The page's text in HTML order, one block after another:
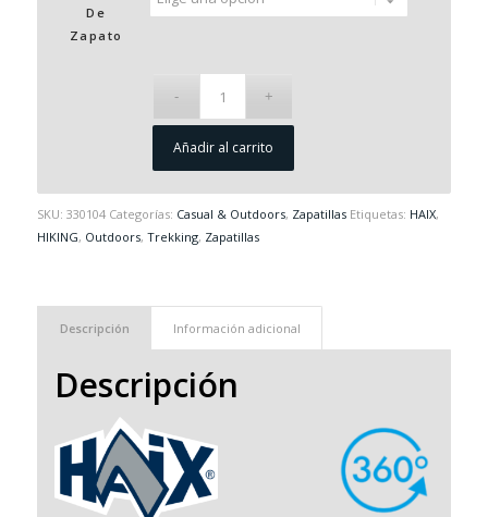
De
Zapato
Añadir al carrito
SKU: 330104 Categorías: Casual & Outdoors, Zapatillas Etiquetas: HAIX,
HIKING, Outdoors, Trekking, Zapatillas
Descripción Información adicional
Descripción